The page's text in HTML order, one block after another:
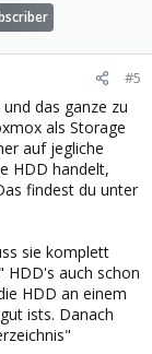
#5
das ganze zu
als Storage
auf jegliche
HDD handelt,
findest du unter
sie komplett
HDD's auch schon
HDD an einem
ists. Danach